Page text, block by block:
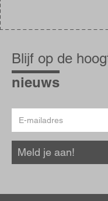
op
de
hoogte
Blijf op de
nieuws
mailadres
Meld je aan!